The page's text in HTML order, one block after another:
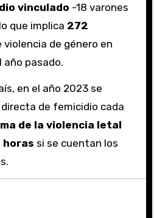
vinculado -18 varones
que implica 272
violencia de género en
pasado.
en el año 2023 se
de femicidio cada
de la violencia letal
horas si se cuentan los